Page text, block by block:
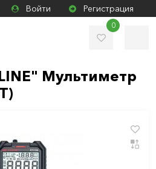
Войти Регистрация
0
Мультиметр